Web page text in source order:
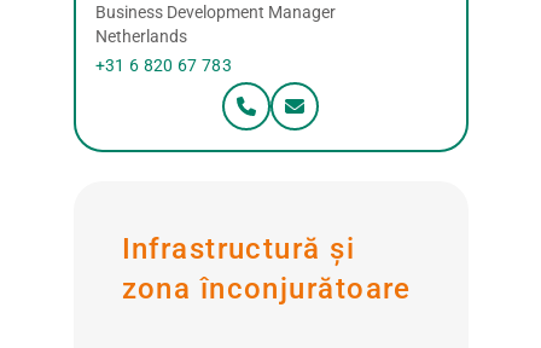
Business Development Manager
Netherlands
+31 6 820 67 783
Infrastructură și
zona înconjurătoare